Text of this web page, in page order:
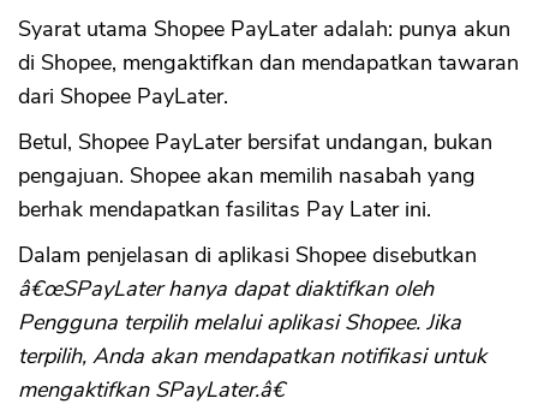
Syarat utama Shopee PayLater adalah: punya akun
di Shopee, mengaktifkan dan mendapatkan tawaran
dari Shopee PayLater.
Betul, Shopee PayLater bersifat undangan, bukan
pengajuan. Shopee akan memilih nasabah yang
berhak mendapatkan fasilitas Pay Later ini.
Dalam penjelasan di aplikasi Shopee disebutkan
â€œSPayLater hanya dapat diaktifkan oleh
Pengguna terpilih melalui aplikasi Shopee. Jika
terpilih, Anda akan mendapatkan notifikasi untuk
mengaktifkan SPayLater.â€